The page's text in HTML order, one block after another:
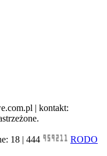
| kontakt:
18 | 444 RODO